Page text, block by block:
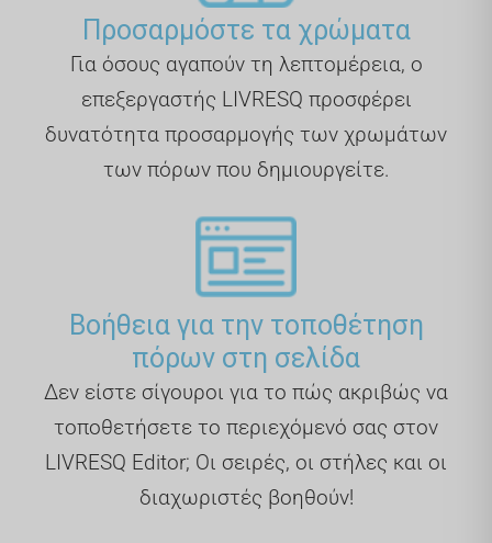
Προσαρμόστε τα χρώματα
Για όσους αγαπούν τη λεπτομέρεια, ο
επεξεργαστής LIVRESQ προσφέρει
δυνατότητα προσαρμογής των χρωμάτων
των πόρων που δημιουργείτε.
Βοήθεια για την τοποθέτηση
πόρων στη σελίδα
Δεν είστε σίγουροι για το πώς ακριβώς να
τοποθετήσετε το περιεχόμενό σας στον
LIVRESQ Editor; Οι σειρές, οι στήλες και οι
διαχωριστές βοηθούν!